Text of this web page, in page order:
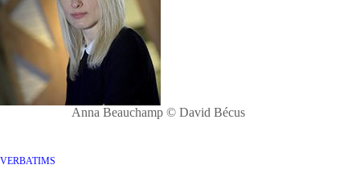
Anna Beauchamp © David Bécus
VERBATIMS